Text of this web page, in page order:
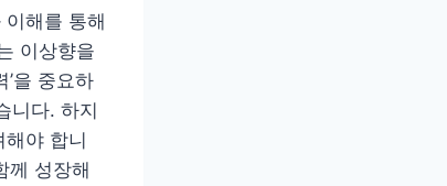
해를 통해
이상향을
을 중요하
니다. 하지
야 합니
께 성장해